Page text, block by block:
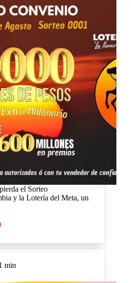
el Sorteo
y la Lotería del Meta, un
min